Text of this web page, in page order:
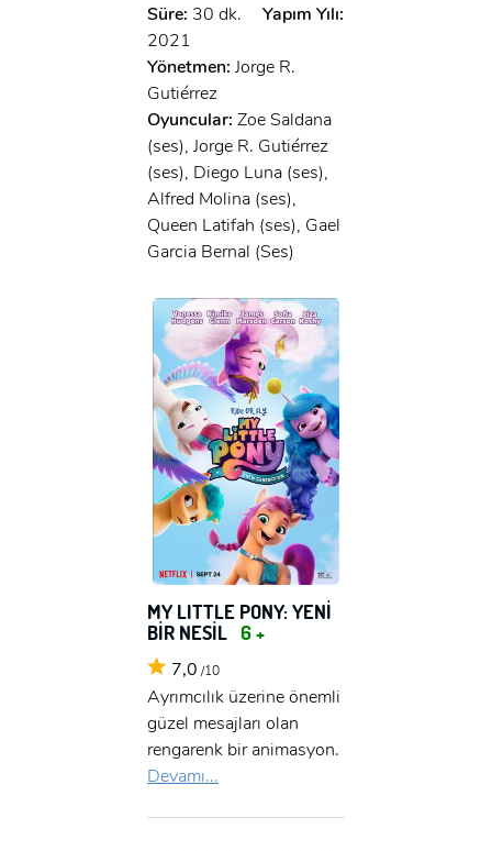
Süre: 30 dk.
Yapım Yılı:
2021
Yönetmen: Jorge R.
Gutiérrez
Oyuncular: Zoe Saldana
(ses), Jorge R. Gutiérrez
(ses), Diego Luna (ses),
Alfred Molina (ses),
Queen Latifah (ses), Gael
Garcia Bernal (Ses)
MY LITTLE PONY: YENİ
BİR NESİL 6 +
7,0 /10
Ayrımcılık üzerine önemli
güzel mesajları olan
rengarenk bir animasyon.
Devamı...